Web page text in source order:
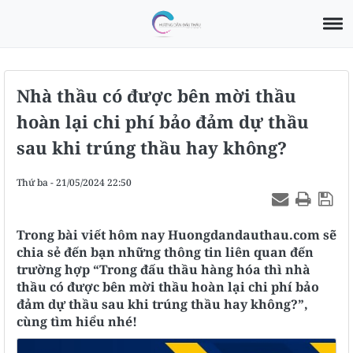
Nhà thầu có được bên mời thầu
hoàn lại chi phí bảo đảm dự thầu
sau khi trúng thầu hay không?
Thứ ba - 21/05/2024 22:50
Trong bài viết hôm nay Huongdandauthau.com sẽ
chia sẻ đến bạn những thông tin liên quan đến
trường hợp “Trong đấu thầu hàng hóa thì nhà
thầu có được bên mời thầu hoàn lại chi phí bảo
đảm dự thầu sau khi trúng thầu hay không?”,
cùng tìm hiểu nhé!